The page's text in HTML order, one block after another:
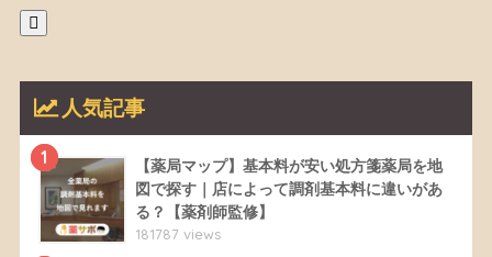
人気記事
1
【薬局マップ】基本料が安い処方箋薬局を地
図で探す｜店によって調剤基本料に違いがあ
る？【薬剤師監修】
181787 views